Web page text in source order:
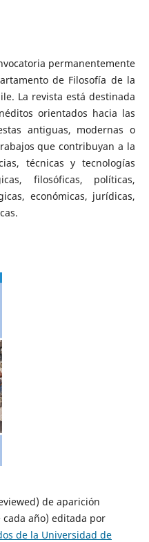
permanentemente
de Filosofía de la
La revista está destinada
orientados hacia las
antiguas, modernas o
que contribuyan a la
técnicas y tecnologías
filosóficas, políticas,
económicas, jurídicas,
de aparición
año) editada por
de la Universidad de